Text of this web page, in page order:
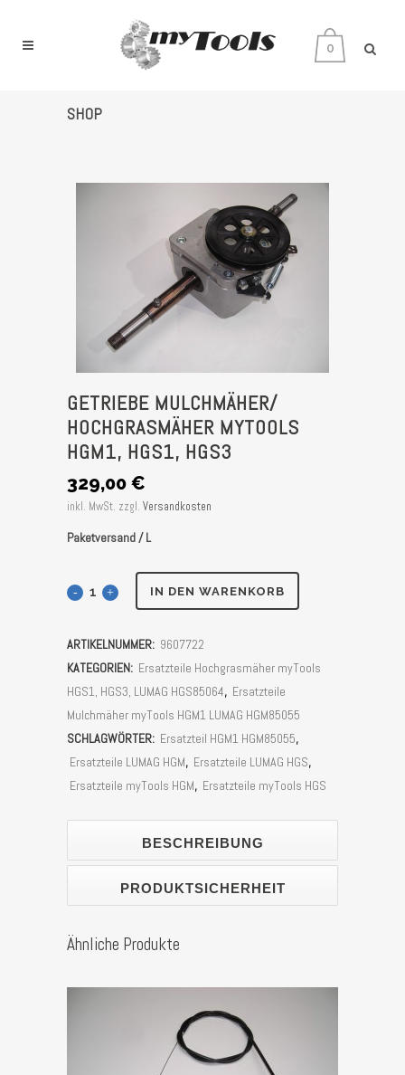
0
SHOP
GETRIEBE MULCHMÄHER/
HOCHGRASMÄHER MYTOOLS
HGM1, HGS1, HGS3
329,00 €
inkl. MwSt. zzgl. Versandkosten
Paketversand / L
Getriebe
myTools
HGM1,
HGS1,
HGS3
Stück
IN DEN WARENKORB
ARTIKELNUMMER: 9607722
KATEGORIEN: Ersatzteile Hochgrasmäher myTools
HGS1, HGS3, LUMAG HGS85064, Ersatzteile
Mulchmäher myTools HGM1 LUMAG HGM85055
SCHLAGWÖRTER: Ersatzteil HGM1 HGM85055,
Ersatzteile LUMAG HGM, Ersatzteile LUMAG HGS,
Ersatzteile myTools HGM, Ersatzteile myTools HGS
BESCHREIBUNG
PRODUKTSICHERHEIT
Ähnliche Produkte